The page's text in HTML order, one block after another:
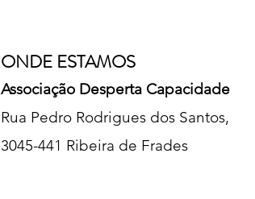
ONDE ESTAMOS
Associação Desperta Capacidade
Rua Pedro Rodrigues dos Santos,
3045-441 Ribeira de Frades